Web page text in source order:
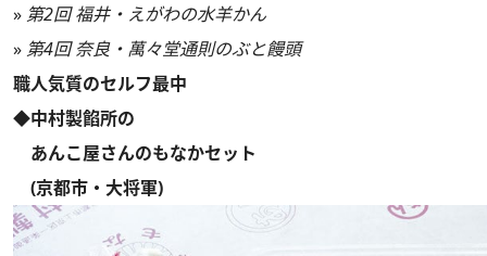
» 第2回 福井・えがわの水羊かん
» 第4回 奈良・萬々堂通則のぶと饅頭
職人気質のセルフ最中
◆中村製餡所の
あんこ屋さんのもなかセット
(京都市・大将軍)